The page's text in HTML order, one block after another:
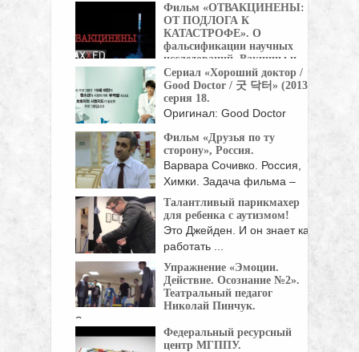
Фильм «ОТВАКЦИНЕНЫ:
ОТ ПОДЛОГА К
КАТАСТРОФЕ». О
фальсификации научных
исследований. Вакцины и
аутизм.
Незадолго перед выходом
этого фильма актер Роберт ...
Сериал «Хороший доктор /
Good Doctor / 굿 닥터» (2013),
серия 18.
Оригинал: Good Doctor
Страна: Корея Южная Год:
Фильм «Друзья по ту
сторону», Россия.
Варвара Сочивко. Россия,
Химки. Задача фильма –
показать ...
Талантливый парикмахер
для ребенка с аутизмом!
Это Джейден. И он знает как
работать ...
Упражнение «Эмоции.
Действие. Осознание №2».
Театральный педагог
Николай Пинчук.
Здесь мы для начала повторяем
предыдущее упражнение, ...Федеральный ресурсный
центр МГППУ.